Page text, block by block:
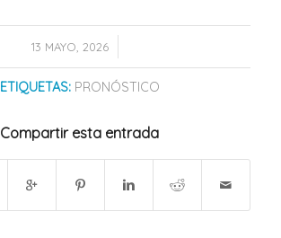
13 MAYO, 2026
/
ETIQUETAS: PRONÓSTICO
Compartir esta entrada